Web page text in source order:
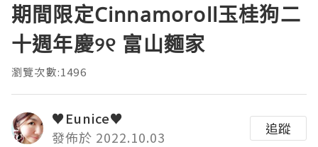
期間限定Cinnamoroll玉桂狗二
十週年慶୨୧ 富山麵家
瀏覽次數:1496
♥Eunice♥
發佈於 2022.10.03
追蹤